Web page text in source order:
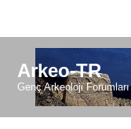
Arkeo-TR
Genç Arkeoloji Forumları